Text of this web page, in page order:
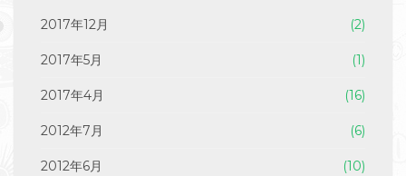
2017年12月 (2)
2017年5月 (1)
2017年4月 (16)
2012年7月 (6)
2012年6月 (10)